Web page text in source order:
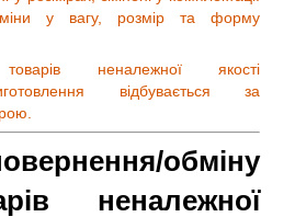
у вагу, розмір та форму
товарів неналежної якості
відбувається за
обміну
неналежної